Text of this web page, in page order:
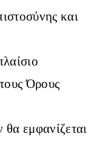
και
Όρους
εμφανίζεται